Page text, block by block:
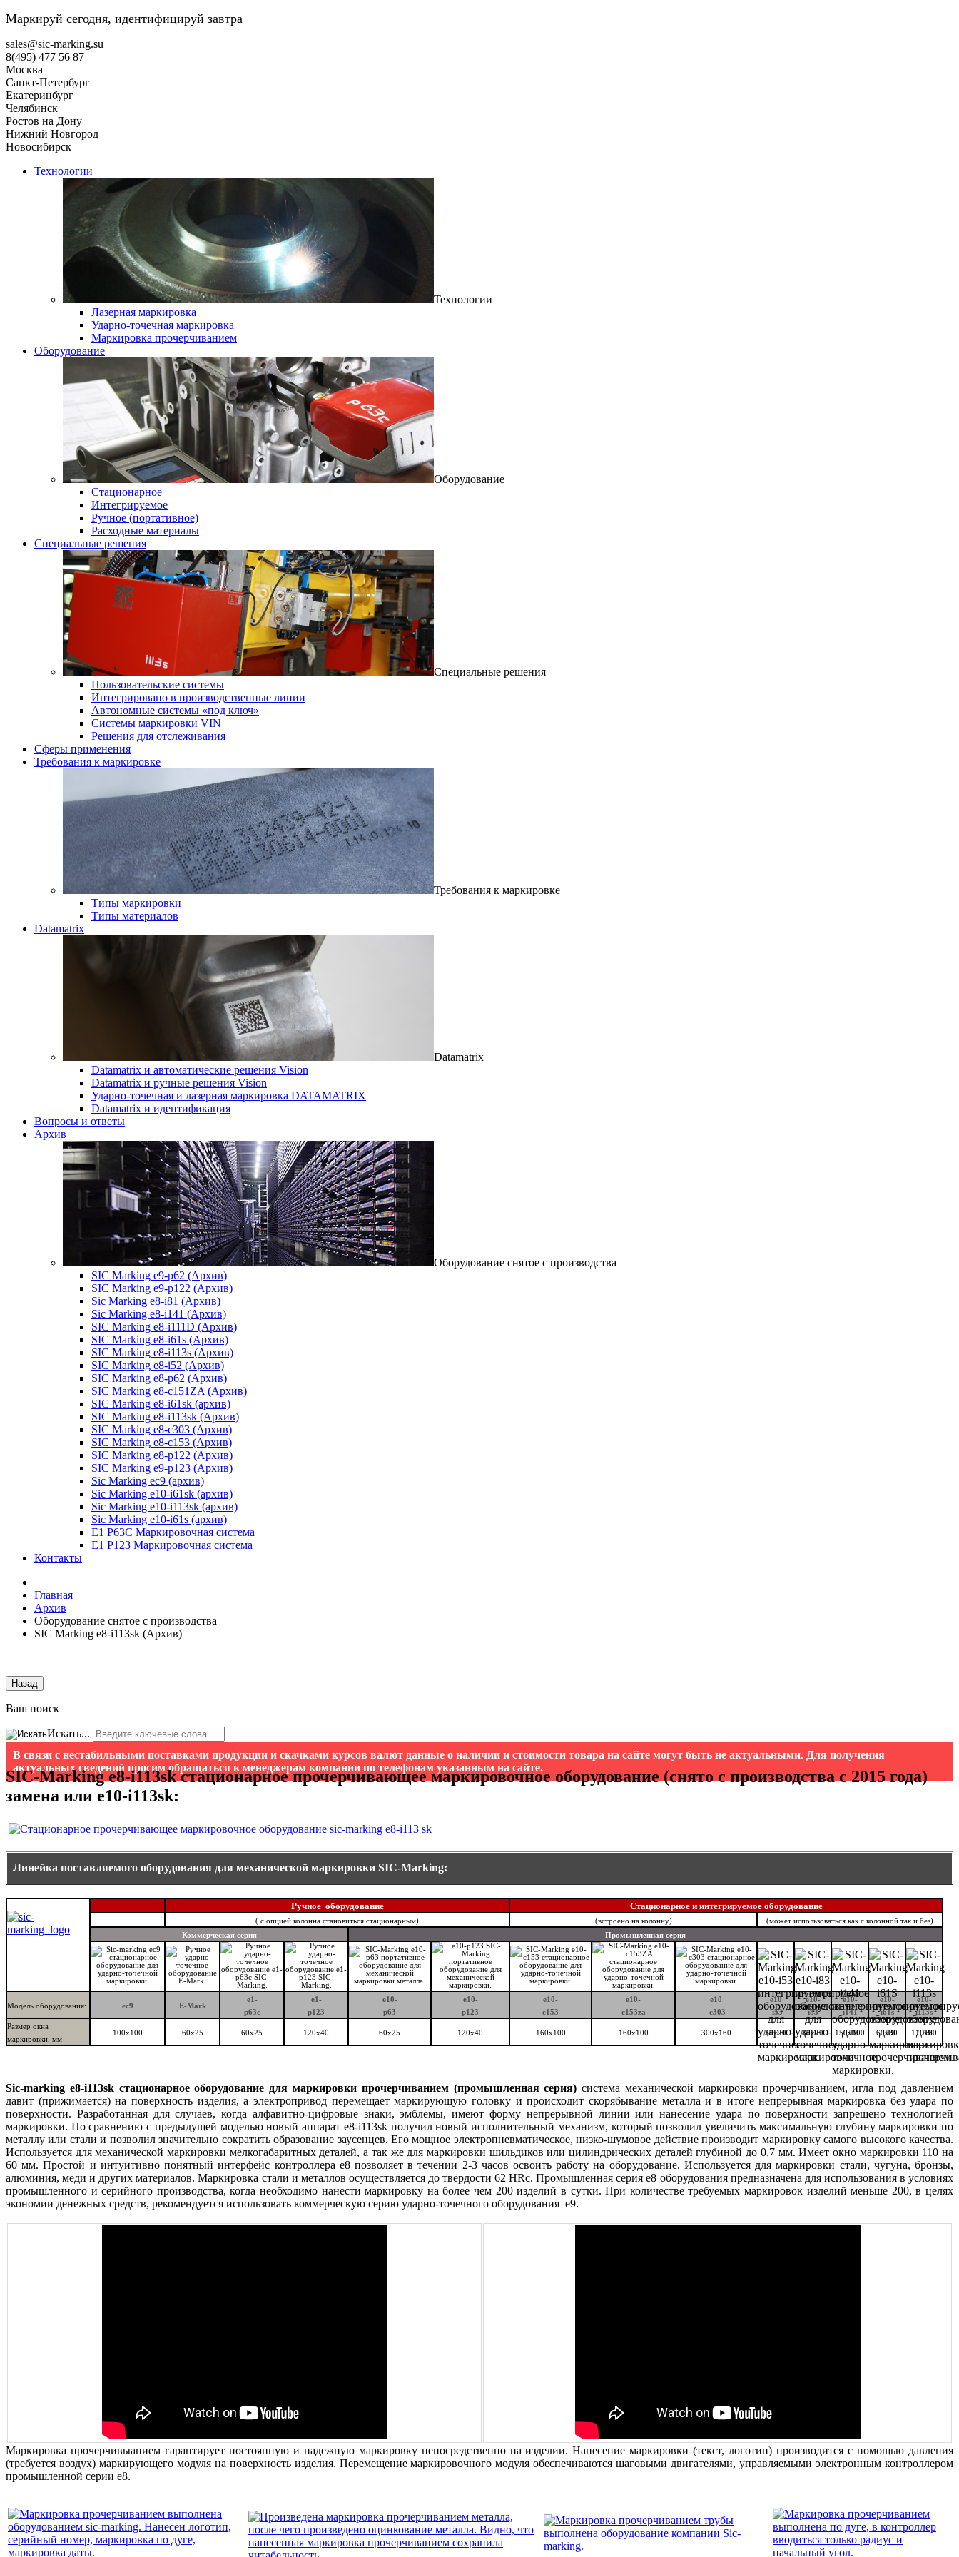
Маркируй сегодня, идентифицируй завтра
sales@sic-marking.su
8(495) 477 56 87
Москва
Санкт-Петербург
Екатеринбург
Челябинск
Ростов на Дону
Нижний Новгород
Новосибирск
Технологии
Технологии
Лазерная маркировка
Ударно-точечная маркировка
Маркировка прочерчиванием
Оборудование
Оборудование
Стационарное
Интегрируемое
Ручное (портативное)
Расходные материалы
Специальные решения
Специальные решения
Пользовательские системы
Интегрировано в производственные линии
Автономные системы «под ключ»
Системы маркировки VIN
Решения для отслеживания
Сферы применения
Требования к маркировке
Требования к маркировке
Типы маркировки
Типы материалов
Datamatrix
Datamatrix
Datamatrix и автоматические решения Vision
Datamatrix и ручные решения Vision
Ударно-точечная и лазерная маркировка DATAMATRIX
Datamatrix и идентификация
Вопросы и ответы
Архив
Оборудование снятое с производства
SIC Marking e9-p62 (Архив)
SIC Marking e9-p122 (Архив)
Sic Marking e8-i81 (Архив)
Sic Marking e8-i141 (Архив)
SIC Marking e8-i111D (Архив)
SIC Marking e8-i61s (Архив)
SIC Marking e8-i113s (Архив)
SIC Marking e8-i52 (Архив)
SIC Marking e8-p62 (Архив)
SIC Marking e8-с151ZA (Архив)
SIC Marking e8-i61sk (архив)
SIC Marking e8-i113sk (Архив)
SIC Marking e8-с303 (Архив)
SIC Marking e8-с153 (Архив)
SIC Marking e8-p122 (Архив)
SIC Marking e9-p123 (Архив)
Sic Marking ec9 (архив)
Sic Marking e10-i61sk (архив)
Sic Marking e10-i113sk (архив)
Sic Marking e10-i61s (архив)
E1 P63C Маркировочная система
E1 P123 Маркировочная система
Контакты
Главная
Архив
Оборудование снятое с производства
SIC Marking e8-i113sk (Архив)
Назад
Ваш поиск
Искать...
В связи с нестабильными поставками продукции и скачками курсов валют данные о наличии и стоимости товара на сайте могут быть не актуальными. Для получения
актуальных сведений просим обращаться к менеджерам компании по телефонам указанным на сайте.
SIC-Marking e8-i113sk cтационарное прочерчивающее маркировочное оборудование (снято с производства с 2015 года)
замена или e10-i113sk:
Линейка поставляемого оборудования для механической маркировки SIC-Marking:
Ручное оборудование Стационарное и интегрируемое оборудование
( с опцией колонна становиться стационарным) (встроено на колонну)
(может использоваться как с колонной так и без)
Коммерческая серия
Промышленная серия
Модель оборудования: ec9 E-Mark
e1-
p63c
e1-
p123
e10-
p63
e10-
p123
e10-
c153
e10-
c153za
e10
-с303
e10
-i53
e10-
i83
e10-
i141
e10-
i61s
e10-
i113s
Размер окна
маркировки, мм
100х100 60x25 60x25 120x40 60х25 120х40 160x100 160x100 300x160 50х20 80х70 150х100 60х30 110х60
Sic-marking e8-i113sk стационарное оборудование для маркировки прочерчиванием (промышленная серия) система механической маркировки прочерчиванием, игла под давлением
давит (прижимается) на поверхность изделия, а электропривод перемещает маркирующую головку и происходит скорябывание металла и в итоге непрерывная маркировка без удара по
поверхности. Разработанная для случаев, когда алфавитно-цифровые знаки, эмблемы, имеют форму непрерывной линии или нанесение удара по поверхности запрещено технологией
маркировки. По сравнению с предыдущей моделью новый аппарат e8-i113sk получил новый исполнительный механизм, который позволил увеличить максимальную глубину маркировки по
металлу или стали и позволил значительно сократить образование заусенцев. Его мощное электропневматическое, низко-шумовое действие производит маркировку самого высокого качества.
Используется для механической маркировки мелкогабаритных деталей, а так же для маркировки шильдиков или цилиндрических деталей глубиной до 0,7 мм. Имеет окно маркировки 110 на
60 мм. Простой и интуитивно понятный интерфейс контроллера e8 позволяет в течении 2-3 часов освоить работу на оборудование. Используется для маркировки стали, чугуна, бронзы,
алюминия, меди и других материалов. Маркировка стали и металлов осуществляется до твёрдости 62 HRc. Промышленная серия e8 оборудования предназначена для использования в условиях
промышленного и серийного производства, когда необходимо нанести маркировку на более чем 200 изделий в сутки. При количестве требуемых маркировок изделий меньше 200, в целях
экономии денежных средств, рекомендуется использовать коммерческую серию ударно-точечного оборудования е9.
Маркировка прочерчивыанием гарантирует постоянную и надежную маркировку непосредственно на изделии. Нанесение маркировки (текст, логотип) производится с помощью давления
(требуется воздух) маркирующего модуля на поверхность изделия. Перемещение маркировочного модуля обеспечиваются шаговыми двигателями, управляемыми электронным контроллером
промышленной серии е8.